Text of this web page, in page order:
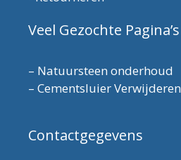
Veel Gezochte Pagina’s
– Natuursteen onderhoud
– Cementsluier Verwijderen
Contactgegevens